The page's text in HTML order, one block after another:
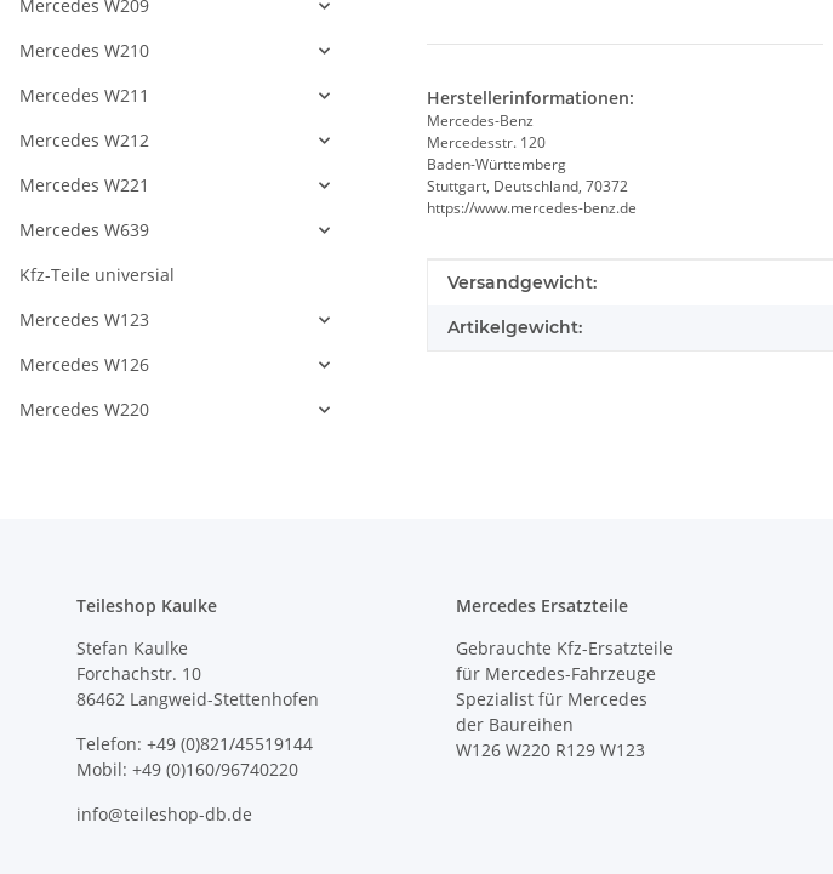
Herstellerinformationen:
Mercedes-Benz
Mercedesstr. 120
Baden-Württemberg
Stuttgart, Deutschland, 70372
https://www.mercedes-benz.de
Produkteigenschaft
Wert
Versandgewicht:
Artikelgewicht:
Mercedes W209
Mercedes W210
Mercedes W211
Mercedes W212
Mercedes W221
Mercedes W639
Kfz-Teile universial
Mercedes W123
Mercedes W126
Mercedes W220
Teileshop Kaulke
Stefan Kaulke
Forchachstr. 10
86462 Langweid-Stettenhofen
Telefon: +49 (0)821/45519144
Mobil: +49 (0)160/96740220
info@teileshop-db.de
Mercedes Ersatzteile
Gebrauchte Kfz-Ersatzteile
für Mercedes-Fahrzeuge
Spezialist für Mercedes
der Baureihen
W126 W220 R129 W123